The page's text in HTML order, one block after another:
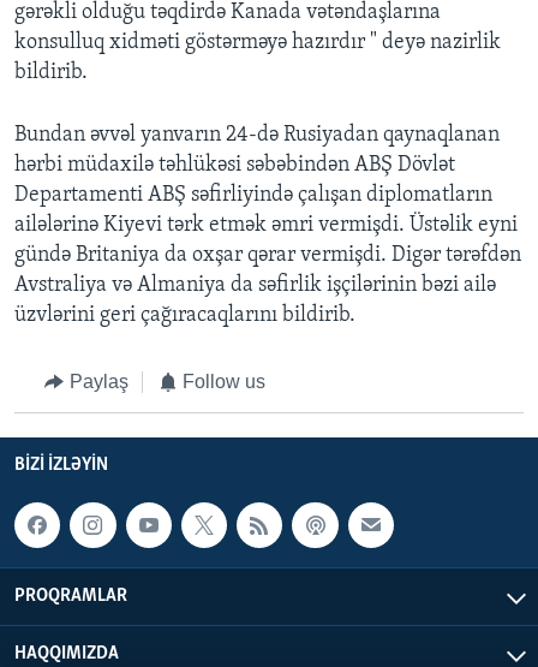
gərəkli olduğu təqdirdə Kanada vətəndaşlarına
konsulluq xidməti göstərməyə hazırdır " deyə nazirlik
bildirib.
Bundan əvvəl yanvarın 24-də Rusiyadan qaynaqlanan
hərbi müdaxilə təhlükəsi səbəbindən ABŞ Dövlət
Departamenti ABŞ səfirliyində çalışan diplomatların
ailələrinə Kiyevi tərk etmək əmri vermişdi. Üstəlik eyni
gündə Britaniya da oxşar qərar vermişdi. Digər tərəfdən
Avstraliya və Almaniya da səfirlik işçilərinin bəzi ailə
üzvlərini geri çağıracaqlarını bildirib.
Paylaş Follow us
BIZI IZLƏYIN
PROQRAMLAR
HAQQIMIZDA